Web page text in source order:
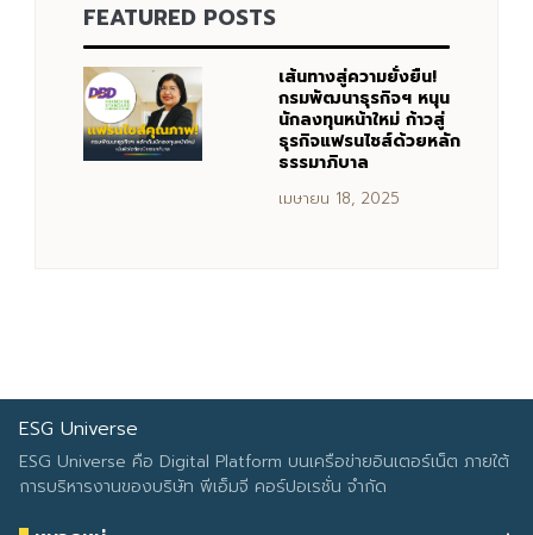
Search
Search
FEATURED POSTS
เส้นทางสู่ความยั่งยืน!
กรมพัฒนาธุรกิจฯ หนุน
นักลงทุนหน้าใหม่ ก้าวสู่
ธุรกิจแฟรนไชส์ด้วยหลัก
ธรรมาภิบาล
เมษายน 18, 2025
ESG Universe
ESG Universe คือ Digital Platform บนเครือข่ายอินเตอร์เน็ต ภายใต้
การบริหารงานของบริษัท พีเอ็มจี คอร์ปอเรชั่น จำกัด